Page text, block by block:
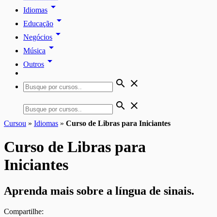
Idiomas arrow_drop_down
Educação arrow_drop_down
Negócios arrow_drop_down
Música arrow_drop_down
Outros arrow_drop_down
search close
search close
Cursou » Idiomas » Curso de Libras para Iniciantes
Curso de Libras para
Iniciantes
Aprenda mais sobre a língua de sinais.
Compartilhe: